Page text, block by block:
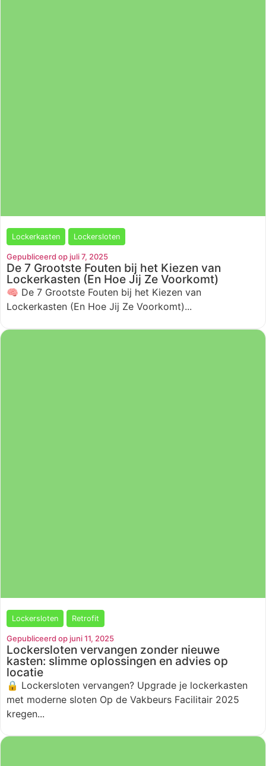
Lockerkasten Lockersloten
Gepubliceerd op juli 7, 2025
De 7 Grootste Fouten bij het Kiezen van
Lockerkasten (En Hoe Jij Ze Voorkomt)
🧠 De 7 Grootste Fouten bij het Kiezen van
Lockerkasten (En Hoe Jij Ze Voorkomt)...
Lockersloten Retrofit
Gepubliceerd op juni 11, 2025
Lockersloten vervangen zonder nieuwe
kasten: slimme oplossingen en advies op
locatie
🔒 Lockersloten vervangen? Upgrade je lockerkasten
met moderne sloten Op de Vakbeurs Facilitair 2025
kregen...